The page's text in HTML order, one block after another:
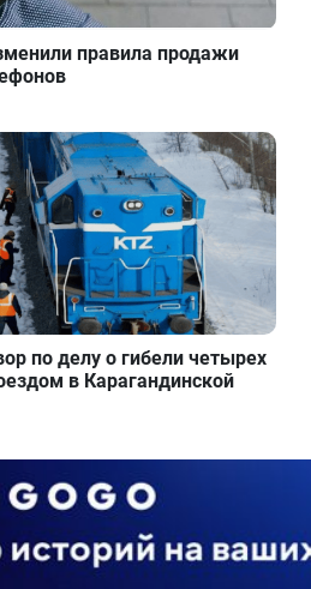
правила продажи
по делу о гибели четырех
в Карагандинской